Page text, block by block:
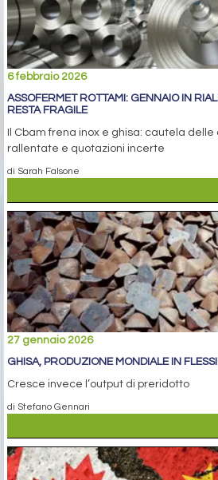
6 febbraio 2026
ASSOFERMET ROTTAMI: GENNAIO IN
RESTA FRAGILE
Il Cbam frena inox e ghisa: cautela
rallentate e quotazioni incerte
di Sarah Falsone
27 gennaio 2026
GHISA, PRODUZIONE MONDIALE IN
Cresce invece l’output di preridotto
di Stefano Gennari